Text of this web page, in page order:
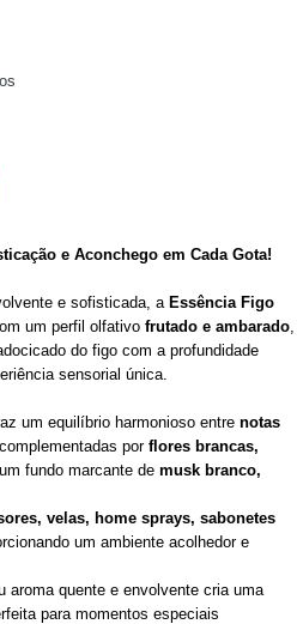
e Aconchego em Cada Gota!
e sofisticada, a Essência Figo
um perfil olfativo frutado e ambarado
do figo com a profundidade
sensorial única.
um equilíbrio harmonioso entre notas
complementadas por flores brancas,
fundo marcante de musk branco,
velas, home sprays, sabonetes
um ambiente acolhedor e
aroma quente e envolvente cria uma
para momentos especiais